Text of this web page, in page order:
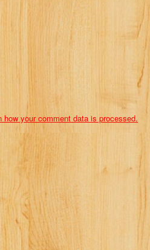
how your comment data is processed.